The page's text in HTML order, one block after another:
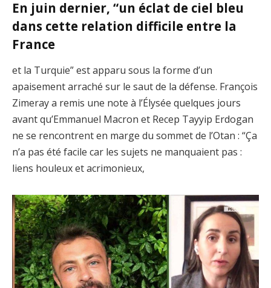
En juin dernier, “un éclat de ciel bleu
dans cette relation difficile entre la
France
et la Turquie” est apparu sous la forme d’un
apaisement arraché sur le saut de la défense. François
Zimeray a remis une note à l’Élysée quelques jours
avant qu’Emmanuel Macron et Recep Tayyip Erdogan
ne se rencontrent en marge du sommet de l’Otan : “Ça
n’a pas été facile car les sujets ne manquaient pas :
liens houleux et acrimonieux,